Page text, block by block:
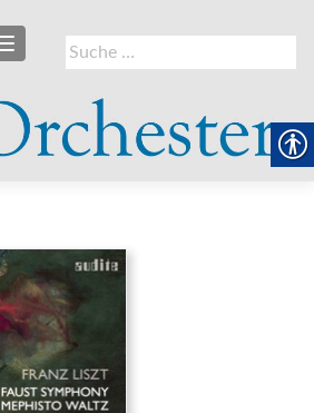
Suche
nach:
SCHALTE NAVIGATION